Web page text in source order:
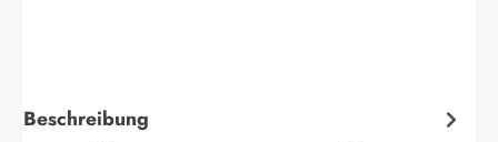
Beschreibung